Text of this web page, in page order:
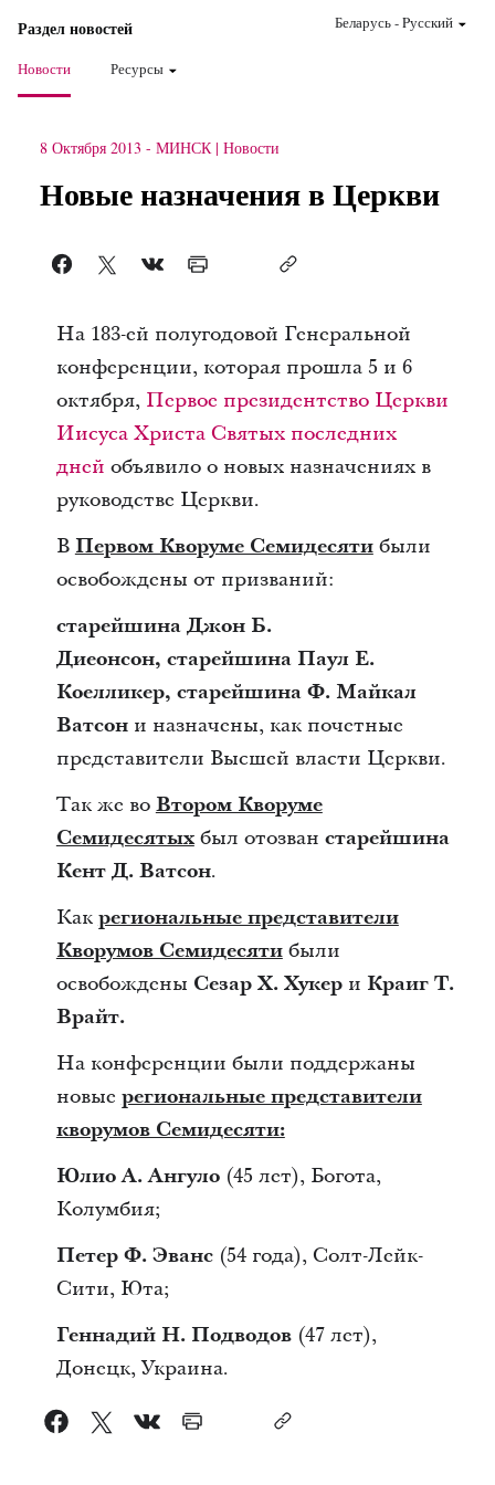
Раздел новостей
Новости Ресурсы
Беларусь-Pусский
8 Октября 2013 - МИНСК Новости
Новые назначения в Церкви
На 183-ей полугодовой Генеральной
конференции, которая прошла 5 и 6
октября, Первое президентство Церкви
Иисуса Христа Святых последних
дней объявило о новых назначениях в
руководстве Церкви.
ВПервом Кворуме Семидесятибыли
освобождены от призваний:
старейшина Джон Б.
Диеонсон, старейшина Паул Е.
Коелликер, старейшина Ф. Майкал
Ватсони назначены, как почетные
представители Высшей власти Церкви.
Так же воВтором Кворуме
Семидесятыхбыл отозван старейшина
Кент Д. Ватсон.
Какрегиональные представители
Кворумов Семидесятибыли
освобождены Сезар Х. Хукери Краиг Т.
Врайт.
На конференции были поддержаны
новыерегиональные представители
кворумов Семидесяти:
Юлио А. Ангуло(45 лет), Богота,
Колумбия;
Петер Ф. Эванс(54 года), Солт-Лейк-
Сити, Юта;
Геннадий Н. Подводов(47 лет),
Донецк, Украина.